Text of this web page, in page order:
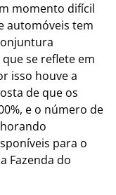
momento difícil
automóveis tem
se reflete em
isso houve a
de que os
e o número de
para o
Fazenda do